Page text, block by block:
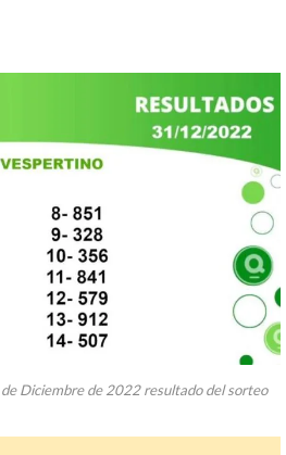
Diciembre de 2022 resultado del sorteo